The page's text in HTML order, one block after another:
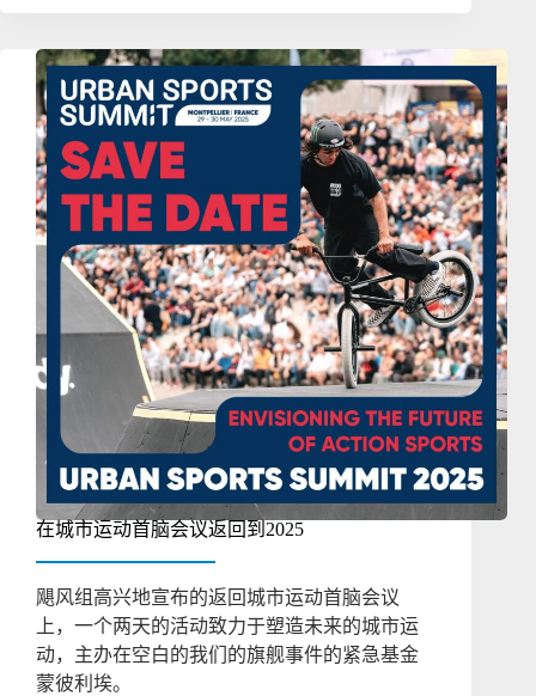
在城市运动首脑会议返回到2025
飓风组高兴地宣布的返回城市运动首脑会议
上，一个两天的活动致力于塑造未来的城市运
动，主办在空白的我们的旗舰事件的紧急基金
蒙彼利埃。